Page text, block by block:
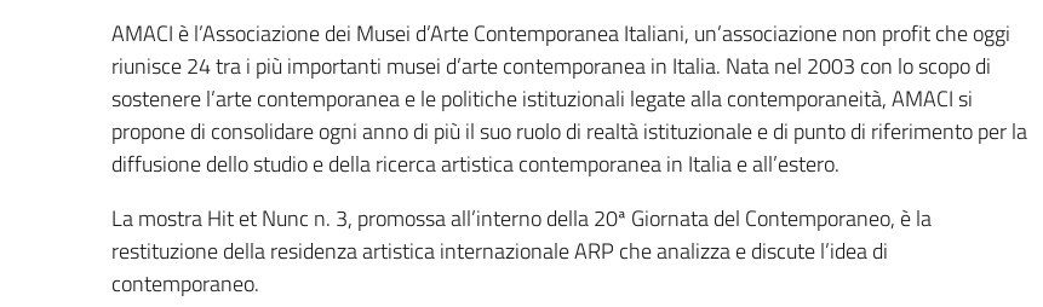
AMACI è l’Associazione dei Musei d’Arte Contemporanea Italiani, un’associazione non profit che oggi
riunisce 24 tra i più importanti musei d’arte contemporanea in Italia. Nata nel 2003 con lo scopo di
sostenere l’arte contemporanea e le politiche istituzionali legate alla contemporaneità, AMACI si
propone di consolidare ogni anno di più il suo ruolo di realtà istituzionale e di punto di riferimento per la
diffusione dello studio e della ricerca artistica contemporanea in Italia e all’estero.
La mostra Hit et Nunc n. 3, promossa all’interno della 20ª Giornata del Contemporaneo, è la
restituzione della residenza artistica internazionale ARP che analizza e discute l’idea di
contemporaneo.